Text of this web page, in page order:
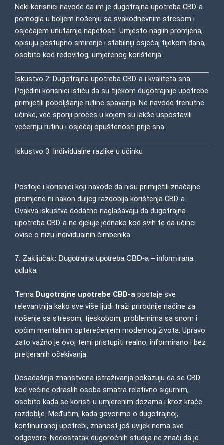
Neki korisnici navode da im je dugotrajna upotreba CBD-a
pomogla u boljem nošenju sa svakodnevnim stresom i
osjećajem unutarnje napetosti. Umjesto naglih promjena,
opisuju postupno smirenje i stabilniji osjećaj tijekom dana,
osobito kod redovitog, umjerenog korištenja.
Iskustvo 2: Dugotrajna upotreba CBD-a i kvaliteta sna
Pojedini korisnici ističu da su tijekom dugotrajnije upotrebe
primijetili poboljšanje rutine spavanja. Ne navode trenutne
učinke, već sporiji proces u kojem su lakše uspostavili
večernju rutinu i osjećaj opuštenosti prije sna.
Iskustvo 3: Individualne razlike u učinku
Postoje i korisnici koji navode da nisu primijetili značajne
promjene ni nakon duljeg razdoblja korištenja CBD-a.
Ovakva iskustva dodatno naglašavaju da dugotrajna
upotreba CBD-a ne djeluje jednako kod svih te da učinci
ovise o nizu individualnih čimbenika.
7. Zaključak: Dugotrajna upotreba CBD-a – informirana
odluka
Tema Dugotrajne upotrebe CBD-a postaje sve
relevantnija kako sve više ljudi traži prirodnije načine za
nošenje sa stresom, tjeskobom, problemima sa snom i
općim mentalnim opterećenjem modernog života. Upravo
zato važno je ovoj temi pristupiti realno, informirano i bez
pretjeranih očekivanja.
Dosadašnja znanstvena istraživanja pokazuju da se CBD
kod većine odraslih osoba smatra relativno sigurnim,
osobito kada se koristi u umjerenim dozama i kroz kraće
razdoblje. Međutim, kada govorimo o dugotrajnoj,
kontinuiranoj upotrebi, znanost još uvijek nema sve
odgovore. Nedostatak dugoročnih studija ne znači da je